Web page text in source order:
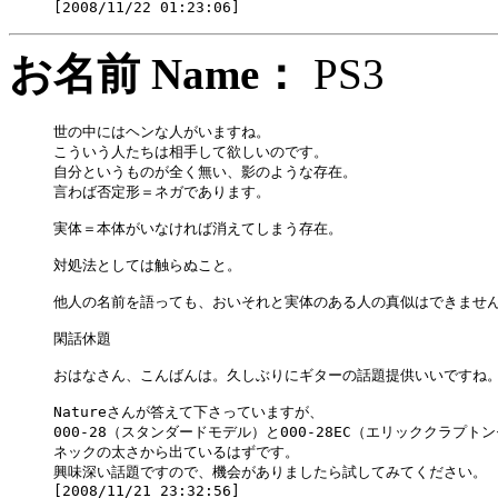
お名前 Name： PS3
世の中にはヘンな人がいますね。
こういう人たちは相手して欲しいのです。
自分というものが全く無い、影のような存在。
言わば否定形＝ネガであります。
実体＝本体がいなければ消えてしまう存在。
対処法としては触らぬこと。
他人の名前を語っても、おいそれと実体のある人の真似はできませ
閑話休題
おはなさん、こんばんは。久しぶりにギターの話題提供いいですね
Natureさんが答えて下さっていますが、
000-28（スタンダードモデル）と000-28EC（エリッククラプト
ネックの太さから出ているはずです。
興味深い話題ですので、機会がありましたら試してみてください。